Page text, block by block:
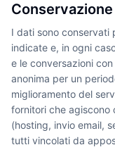
I dati sono conservati
indicate e, in ogni
e le conversazioni
anonima per un
miglioramento del
fornitori che agiscono
(hosting, invio email,
tutti vincolati da